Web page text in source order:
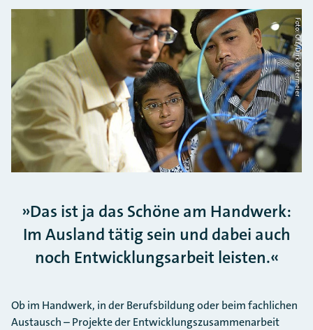
Foto: GIZ/Dirk Ostermeier
Das ist ja das Schöne am Handwerk:
Im Ausland tätig sein und dabei auch
noch Entwicklungsarbeit leisten.
Ob im Handwerk, in der Berufsbildung oder beim fachlichen
Austausch – Projekte der Entwicklungszusammenarbeit